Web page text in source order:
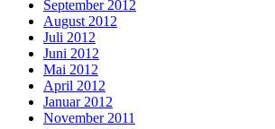
September 2012
August 2012
Juli 2012
Juni 2012
Mai 2012
April 2012
Januar 2012
November 2011